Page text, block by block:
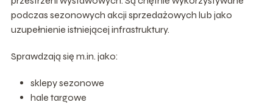
podczas sezonowych akcji sprzedażowych lub jako
uzupełnienie istniejącej infrastruktury.
Sprawdzają się m.in. jako:
sklepy sezonowe
hale targowe